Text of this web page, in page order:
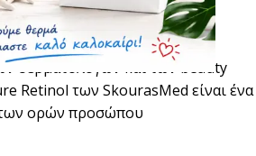
Retinol 30ml
δερματολόγων και των beauty
Retinol των SkourasMed είναι ένα
των ορών προσώπου